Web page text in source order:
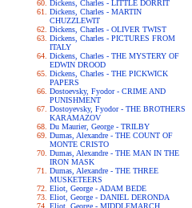
Dickens, Charles - LITTLE DORRIT
Dickens, Charles - MARTIN
CHUZZLEWIT
Dickens, Charles - OLIVER TWIST
Dickens, Charles - PICTURES FROM
ITALY
Dickens, Charles - THE MYSTERY OF
EDWIN DROOD
Dickens, Charles - THE PICKWICK
PAPERS
Dostoevsky, Fyodor - CRIME AND
PUNISHMENT
Dostoyevsky, Fyodor - THE BROTHERS
KARAMAZOV
Du Maurier, George - TRILBY
Dumas, Alexandre - THE COUNT OF
MONTE CRISTO
Dumas, Alexandre - THE MAN IN THE
IRON MASK
Dumas, Alexandre - THE THREE
MUSKETEERS
Eliot, George - ADAM BEDE
Eliot, George - DANIEL DERONDA
Eliot, George - MIDDLEMARCH